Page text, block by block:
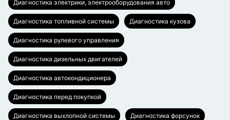
Диагностика электрики, электрооборудования авто
Диагностика топливной системы Диагностика кузова
Диагностика рулевого управления
Диагностика дизельных двигателей
Диагностика автокондиционера
Диагностика перед покупкой
Диагностика выхлопной системы Диагностика форсунок